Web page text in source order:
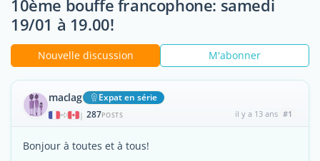
10ème bouffe francophone: samedi
19/01 à 19.00!
Nouvelle discussion M'abonner
maclag Expat en série
| 287POSTS il y a 13 ans #1
Bonjour à toutes et à tous!